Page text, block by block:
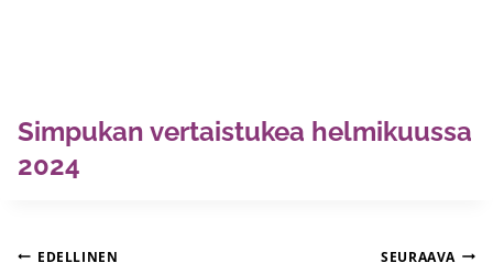
Simpukan vertaistukea helmikuussa
2024
EDELLINEN SEURAAVA